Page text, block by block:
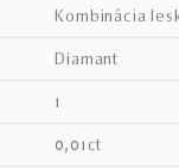
kombinácia
diamant
1
0,01ct